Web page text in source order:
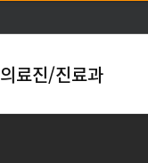
의료진/진료과